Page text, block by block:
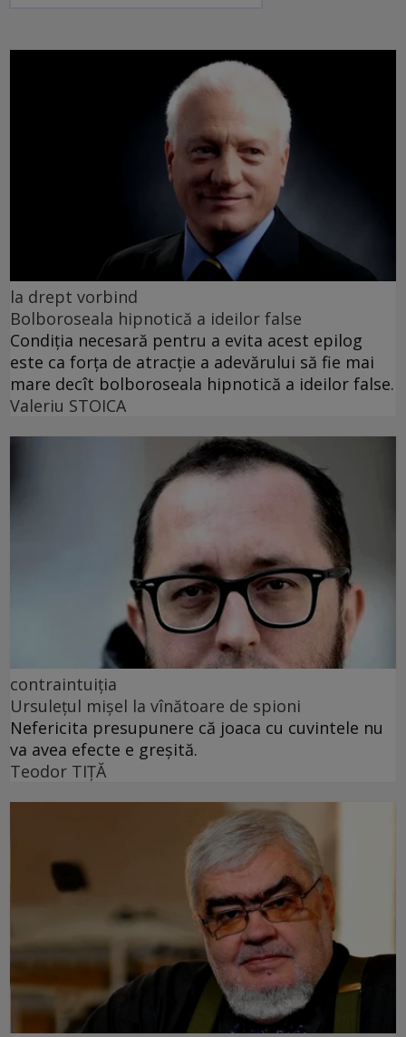
la drept vorbind
Bolboroseala hipnotică a ideilor false
Condiția necesară pentru a evita acest epilog
este ca forța de atracție a adevărului să fie mai
mare decît bolboroseala hipnotică a ideilor false.
Valeriu STOICA
contraintuiția
Ursulețul mișel la vînătoare de spioni
Nefericita presupunere că joaca cu cuvintele nu
va avea efecte e greșită.
Teodor TIŢĂ